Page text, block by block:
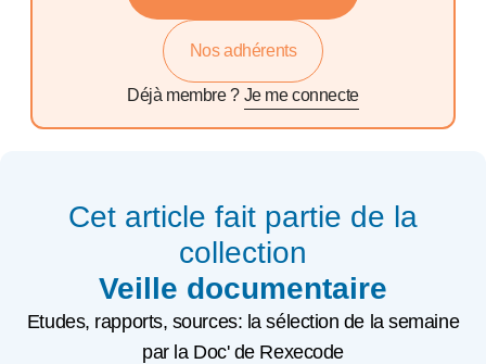
Nos adhérents
Déjà membre ? Je me connecte
Cet article fait partie de la
collection
Veille documentaire
Etudes, rapports, sources: la sélection de la semaine
par la Doc' de Rexecode